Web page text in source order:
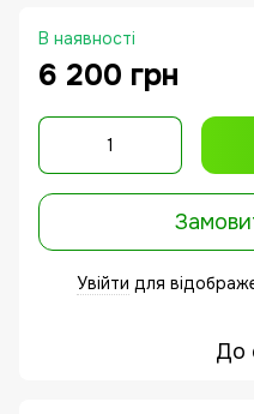
В наявності
6 200 грн
Увійти для
До